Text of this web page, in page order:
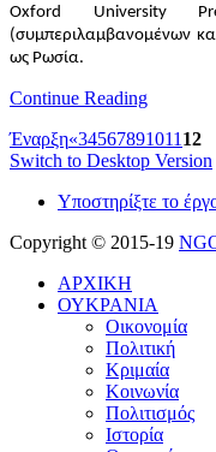
Oxford University
(συμπεριλαμβανομένων
ως Ρωσία.
Continue Reading
Έναρξη«34567891011 12
Switch to Desktop Version
Υποστηρίξτε το
Copyright © 2015-19
ΑΡΧΙΚΗ
ΟΥΚΡΑΝΙΑ
Οικονομία
Πολιτική
Κριμαία
Κοινωνία
Πολιτισμός
Ιστορία